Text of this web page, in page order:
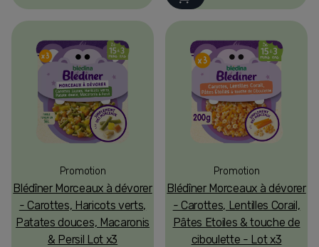
Promotion
Blédîner Morceaux à dévorer
- Carottes, Haricots verts,
Patates douces, Macaronis
& Persil Lot x3
Promotion
Blédîner Morceaux à dévorer
- Carottes, Lentilles Corail,
Pâtes Etoiles & touche de
ciboulette - Lot x3